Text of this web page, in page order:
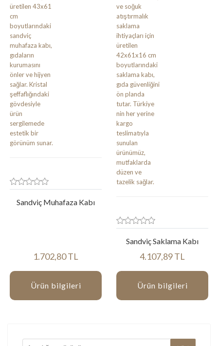
Sandviç Muhafaza Kabı
1.702,80 TL
Ürün bilgileri
Sandviç Saklama Kabı
4.107,89 TL
Ürün bilgileri